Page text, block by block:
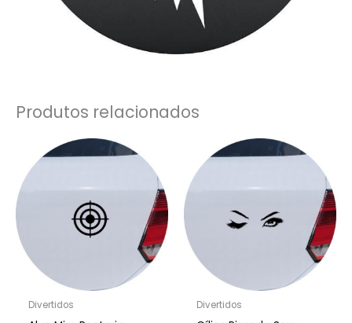
Produtos relacionados
Divertidos Divertidos